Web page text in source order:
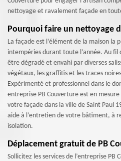
nettoyage et ravalement façade en
Pourquoi faire un nettoyage
La façade est l’élément de la maison la
intempéries durant toute l’année. Au fil
être dégradé et envahi par diverses
végétaux, les graffitis et les traces
Expérimenté et professionnel dans le
entreprise PB Couverture est en
votre façade dans la ville de Saint Paul
aide à l’entretien de votre bâtiment, à
isolation.
Déplacement gratuit de PB
Sollicitez les services de l’entreprise PB